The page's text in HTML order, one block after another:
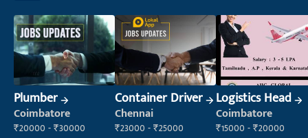
Plumber
Coimbatore
₹20000 - ₹30000
Container Driver
Chennai
₹23000 - ₹25000
Logistics Head
Coimbatore
₹15000 - ₹20000